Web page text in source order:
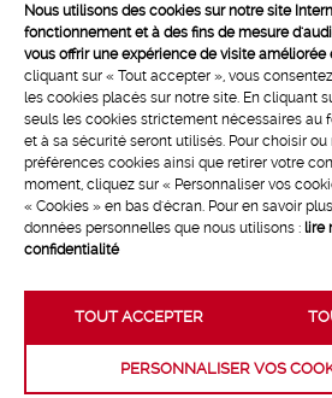
Politique de confidentialité mk2
Nous utilisons des cookies sur notre site
fonctionnement et à des fins de mesure
vous offrir une expérience de visite améliorée
cliquant sur « Tout accepter », vous
les cookies placés sur notre site. En cliquant
seuls les cookies strictement nécessaires au
et à sa sécurité seront utilisés. Pour choisir ou
préférences cookies ainsi que retirer votre
moment, cliquez sur « Personnaliser vos
« Cookies » en bas d'écran. Pour en savoir
données personnelles que nous utilisons : lire
confidentialité
TOUT ACCEPTER
PERSONNALISER VOS